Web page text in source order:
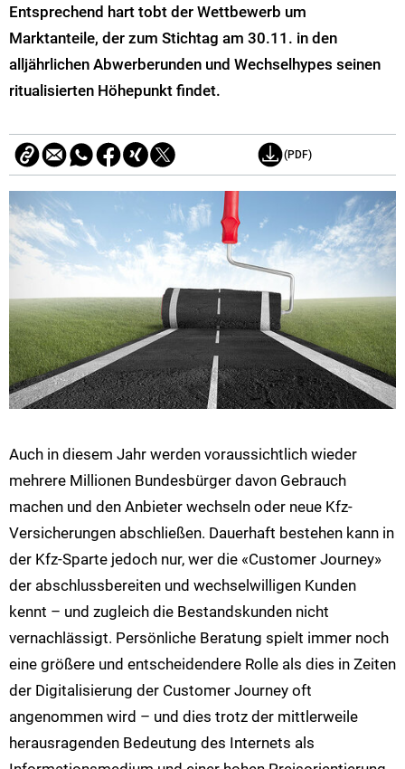
Entsprechend hart tobt der Wettbewerb um
Marktanteile, der zum Stichtag am 30.11. in den
alljährlichen Abwerberunden und Wechselhypes seinen
ritualisierten Höhepunkt findet.
(PDF)
Auch in diesem Jahr werden voraussichtlich wieder
mehrere Millionen Bundesbürger davon Gebrauch
machen und den Anbieter wechseln oder neue Kfz-
Versicherungen abschließen. Dauerhaft bestehen kann in
der Kfz-Sparte jedoch nur, wer die «Customer Journey»
der abschlussbereiten und wechselwilligen Kunden
kennt – und zugleich die Bestandskunden nicht
vernachlässigt. Persönliche Beratung spielt immer noch
eine größere und entscheidendere Rolle als dies in Zeiten
der Digitalisierung der Customer Journey oft
angenommen wird – und dies trotz der mittlerweile
herausragenden Bedeutung des Internets als